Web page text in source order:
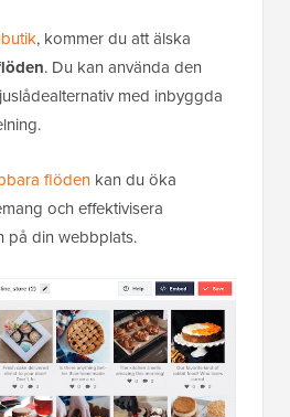
, kommer du att älska
. Du kan använda den
med inbyggda
flöden kan du öka
och effektivisera
på din webbplats.